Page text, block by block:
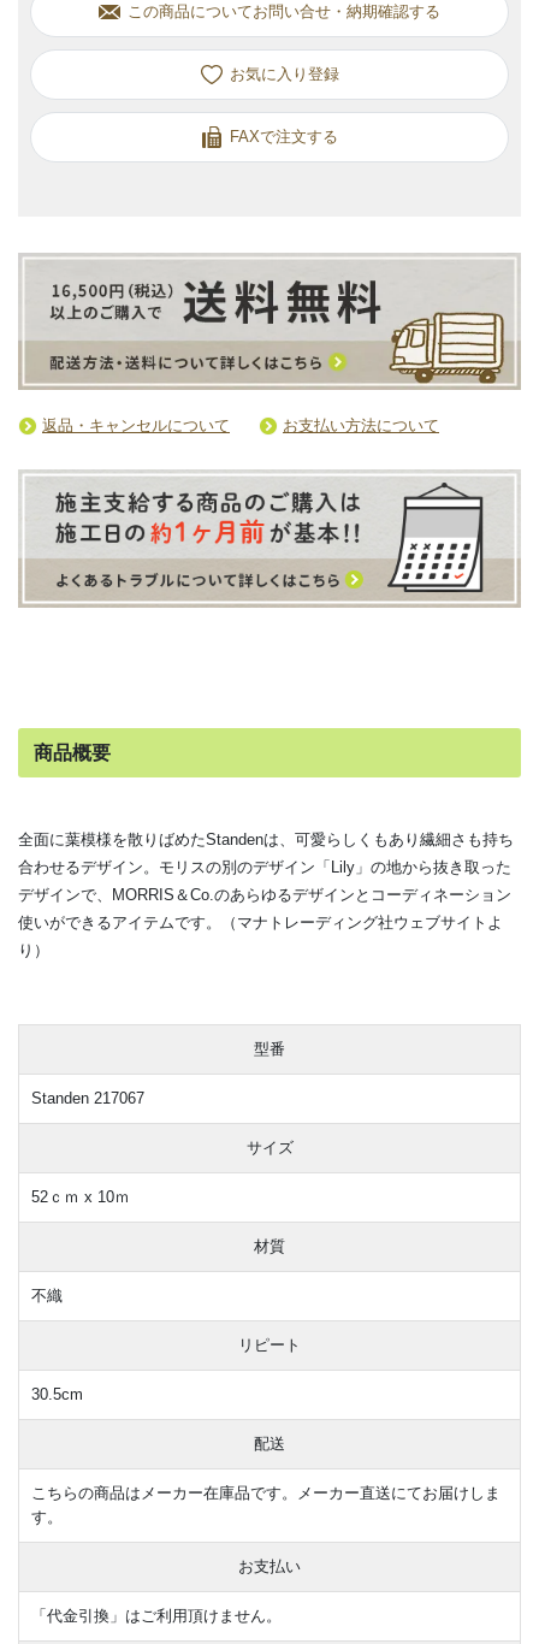
この商品についてお問い合せ・納期確認する
お気に入り
FAXで注文する
返品・キャンセルについて お支払い方法について
商品概要
全面に葉模様を散りばめたStandenは、可愛らしくもあり繊細さも持ち
合わせるデザイン。モリスの別のデザイン「Lily」の地から抜き取った
デザインで、MORRIS＆Co.のあらゆるデザインとコーディネーション
使いができるアイテムです。（ マナトレーディング社ウェブサイトよ
り）
型番
Standen 217067
サイズ
52ｃｍ x 10ｍ
材質
不織
リピート
30.5cm
配送
こちらの商品はメーカー在庫品です。メーカー直送にてお届けしま
す。
お支払い
「代金引換」はご利用頂けません。